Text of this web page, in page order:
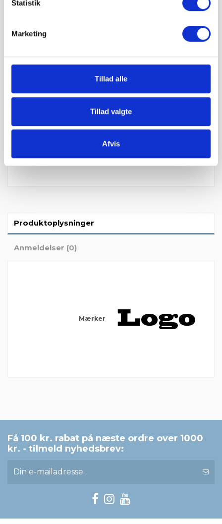
Statistik
Marketing
Tillad alle
Tillad valgte
Afvis
1-5 hverdages leveringstid. Levering med
Betal sikkert og gebyrfrit
Du kan ønske leveringsdato
Produktoplysninger
Anmeldelser (0)
Mærker
Få 100 kr. rabat på næste ordre over 1000
kr. - tilmeld nyhedsbrev: